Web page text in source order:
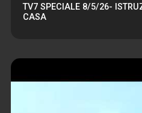
TV7 SPECIALE 8/5/26-
CASA